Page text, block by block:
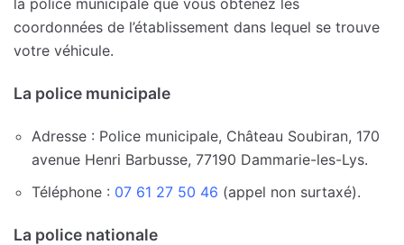
coordonnées de l’établissement dans lequel se trouve
votre véhicule.
La police municipale
Adresse : Police municipale, Château Soubiran, 170
avenue Henri Barbusse, 77190 Dammarie-les-Lys.
Téléphone : 07 61 27 50 46 (appel non surtaxé).
La police nationale